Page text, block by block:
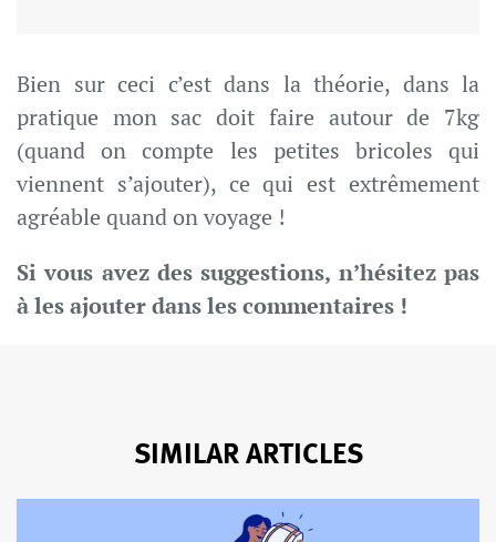
Bien sur ceci c’est dans la théorie, dans la
pratique mon sac doit faire autour de 7kg
(quand on compte les petites bricoles qui
viennent s’ajouter), ce qui est extrêmement
agréable quand on voyage !
Si vous avez des suggestions, n’hésitez pas
à les ajouter dans les commentaires !
SIMILAR ARTICLES